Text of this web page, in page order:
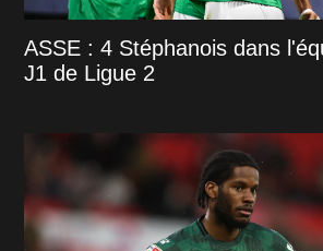
ASSE : 4 Stéphanois dans
J1 de Ligue 2